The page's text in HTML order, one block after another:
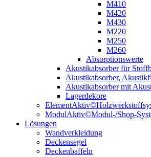
M410
M420
M430
M220
M250
M260
Absorptionswerte
Akustikabsorber für
Akustikabsorber,
Akustikabsorber mit
Lagerdekore
ModulAktiv©Modul-/Shop-
Lösungen
Wandverkleidung
Deckensegel
Deckenbaffeln